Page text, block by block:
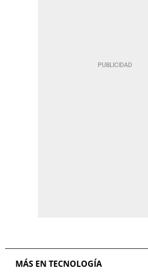
MÁS EN TECNOLOGÍA